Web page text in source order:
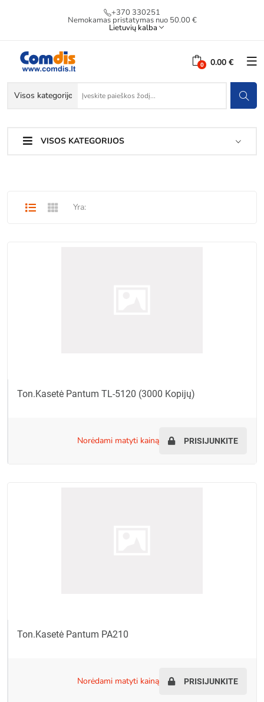
+370 330251
Nemokamas pristatymas nuo 50.00 €
Lietuvių kalba
0.00 €
VISOS KATEGORIJOS
Yra:
Ton.kasetė Pantum TL-5120 (3000 Kopijų)
norėdami matyti kainą PRISIJUNKITE
Ton.kasetė Pantum PA210
norėdami matyti kainą PRISIJUNKITE